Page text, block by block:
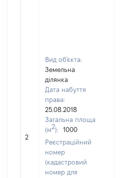
2
Вид об'єкта:
Земельна
ділянка
Дата набуття
права:
25.08.2018
Загальна площа
(м2):
1000
Реєстраційний
номер
(кадастровий
номер для